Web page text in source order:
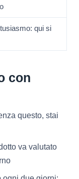
qui si
con
questo, stai
va valutato